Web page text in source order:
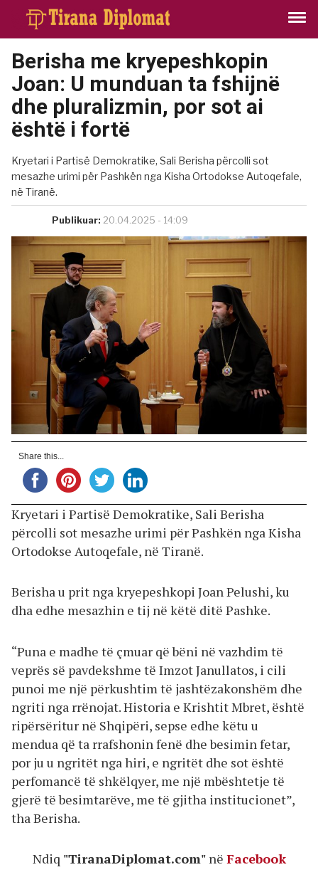
Berisha me kryepeshkopin
Joan: U munduan ta fshijnë
dhe pluralizmin, por sot ai
është i fortë
Kryetari i Partisë Demokratike, Sali Berisha përcolli sot
mesazhe urimi për Pashkën nga Kisha Ortodokse Autoqefale,
në Tiranë.
Publikuar: 20.04.2025 - 14:09
Share this...
Kryetari i Partisë Demokratike, Sali Berisha
përcolli sot mesazhe urimi për Pashkën nga Kisha
Ortodokse Autoqefale, në Tiranë.
Berisha u prit nga kryepeshkopi Joan Pelushi, ku
dha edhe mesazhin e tij në këtë ditë Pashke.
“Puna e madhe të çmuar që bëni në vazhdim të
veprës së pavdekshme të Imzot Janullatos, i cili
punoi me një përkushtim të jashtëzakonshëm dhe
ngriti nga rrënojat. Historia e Krishtit Mbret, është
ripërsëritur në Shqipëri, sepse edhe këtu u
mendua që ta rrafshonin fenë dhe besimin fetar,
por ju u ngritët nga hiri, e ngritët dhe sot është
perfomancë të shkëlqyer, me një mbështetje të
gjerë të besimtarëve, me të gjitha institucionet”,
tha Berisha.
Ndiq "TiranaDiplomat.com" në Facebook